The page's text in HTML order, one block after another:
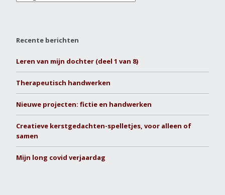
Recente berichten
Leren van mijn dochter (deel 1 van 8)
Therapeutisch handwerken
Nieuwe projecten: fictie en handwerken
Creatieve kerstgedachten-spelletjes, voor alleen of
samen
Mijn long covid verjaardag